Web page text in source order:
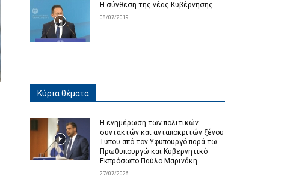
Η σύνθεση της νέας Κυβέρνησης
08/07/2019
Κύρια θέματα
Η ενημέρωση των πολιτικών
συντακτών και ανταποκριτών ξένου
Τύπου από τον Υφυπουργό παρά τω
Πρωθυπουργώ και Κυβερνητικό
Εκπρόσωπο Παύλο Μαρινάκη
27/07/2026